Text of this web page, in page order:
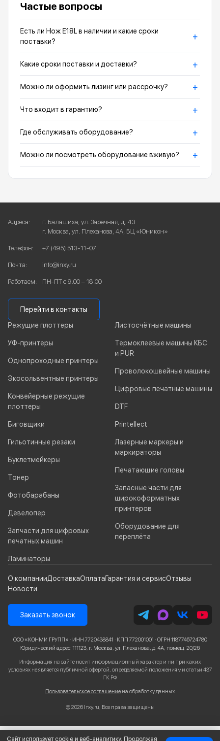
Частые вопросы
Есть ли Нож E18L в наличии и какие сроки
поставки?
+
Какие сроки поставки и доставки? +
Можно ли оформить лизинг или рассрочку? +
Что входит в гарантию? +
Где обслуживать оборудование? +
Можно ли посмотреть оборудование вживую? +
Режущие плоттеры
УФ-принтеры
Однопроходные принтеры
Экосольвентные принтеры
Конвейерные режущие
плоттеры
Биговщики
Гильотинные резаки
Буклетмейкеры
Тонер
Фотобарабаны
Девелопер
Запчасти для цифровых
печатных машин
Ламинаторы
Листосчётные машины
Термоклеевые машины КБС
и PUR
Проволокошвейные машины
Цифровые печатные машины
DTF
Printellect
Лазерные маркеры и
маркираторы
Печатающие головы
Запасные части для
широкоформатных
принтеров
Оборудование для
переплёта
О компанииДоставкаОплатаГарантия и сервисОтзывы
Новости
Адреса:
г. Балашиха, ул. Заречная, д. 43
г. Москва, ул. Плеханова, 4А, БЦ «Юникон»
Телефон: +7 (495) 513-11-07
Почта: info@inxy.ru
Работаем: ПН-ПТ с 9.00 – 18.00
Перейти в контакты
Заказать звонок
ООО «КОНМИ ГРУПП» · ИНН 7720438841 · КПП 772001001 · ОГРН 1187746724780
Юридический адрес: 111123, г. Москва, ул. Плеханова, д. 4А, помещ. 20/26
Информация на сайте носит информационный характер и ни при каких
условиях не является публичной офертой, определяемой положениями статьи 437
ГК РФ
Пользовательское соглашение на обработку данных
© 2026 Inxy.ru, Все права защищены
Сайт использует cookie и веб-аналитику. Продолжая